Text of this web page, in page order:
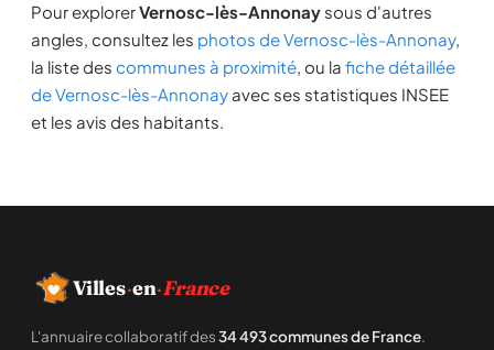
Pour explorerVernosc-lès-Annonay sous d'autres
angles, consultez les photos de Vernosc-lès-Annonay,
la liste des communes à proximité, ou la fiche détaillée
de Vernosc-lès-Annonay avec ses statistiques INSEE
et les avis des habitants.
Villes·en·France
L'annuaire collaboratif des34 493 communes de France.